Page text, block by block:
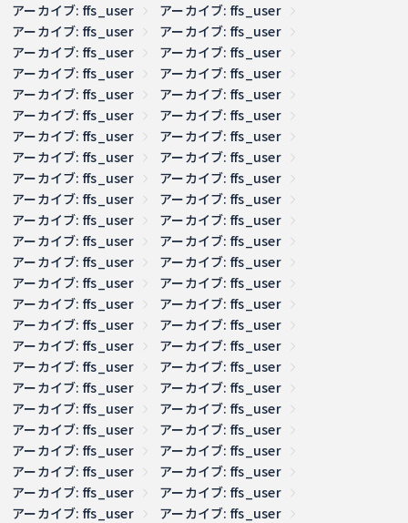
アーカイブ: ffs_user
アーカイブ: ffs_user
アーカイブ: ffs_user
アーカイブ: ffs_user
アーカイブ: ffs_user
アーカイブ: ffs_user
アーカイブ: ffs_user
アーカイブ: ffs_user
アーカイブ: ffs_user
アーカイブ: ffs_user
アーカイブ: ffs_user
アーカイブ: ffs_user
アーカイブ: ffs_user
アーカイブ: ffs_user
アーカイブ: ffs_user
アーカイブ: ffs_user
アーカイブ: ffs_user
アーカイブ: ffs_user
アーカイブ: ffs_user
アーカイブ: ffs_user
アーカイブ: ffs_user
アーカイブ: ffs_user
アーカイブ: ffs_user
アーカイブ: ffs_user
アーカイブ: ffs_user
アーカイブ: ffs_user
アーカイブ: ffs_user
アーカイブ: ffs_user
アーカイブ: ffs_user
アーカイブ: ffs_user
アーカイブ: ffs_user
アーカイブ: ffs_user
アーカイブ: ffs_user
アーカイブ: ffs_user
アーカイブ: ffs_user
アーカイブ: ffs_user
アーカイブ: ffs_user
アーカイブ: ffs_user
アーカイブ: ffs_user
アーカイブ: ffs_user
アーカイブ: ffs_user
アーカイブ: ffs_user
アーカイブ: ffs_user
アーカイブ: ffs_user
アーカイブ: ffs_user
アーカイブ: ffs_user
アーカイブ: ffs_user
アーカイブ: ffs_user
アーカイブ: ffs_user
アーカイブ: ffs_user